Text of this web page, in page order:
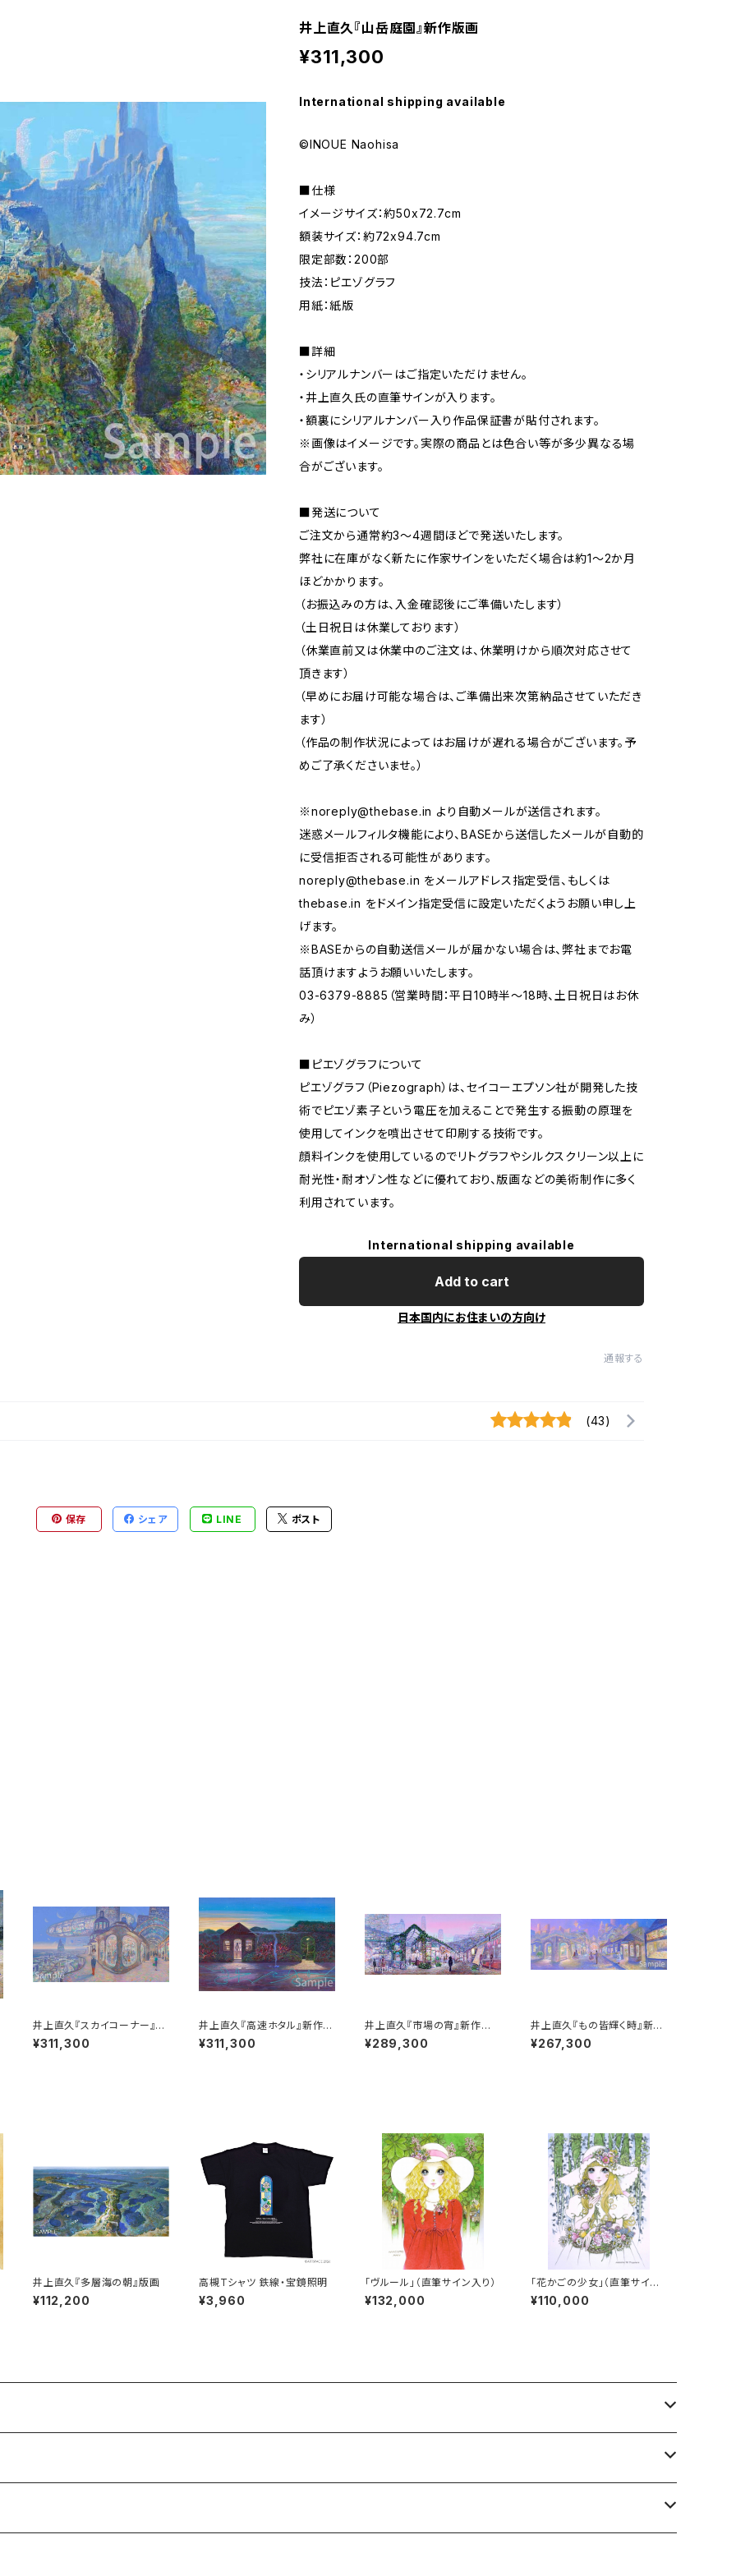
井上直久『山岳庭園』新作版画
¥311,300
International shipping available
©INOUE Naohisa
■仕様
イメージサイズ：約50x72.7cm
額装サイズ：約72x94.7cm
限定部数：200部
技法：ピエゾグラフ
用紙：紙版
■詳細
・シリアルナンバーはご指定いただけません。
・井上直久氏の直筆サインが入ります。
・額裏にシリアルナンバー入り作品保証書が貼付されます。
※画像はイメージです。実際の商品とは色合い等が多少異なる場
合がございます。
■発送について
ご注文から通常約3〜4週間ほどで発送いたします。
弊社に在庫がなく新たに作家サインをいただく場合は約1〜2か月
ほどかかります。
（お振込みの方は、入金確認後にご準備いたします）
（土日祝日は休業しております）
（休業直前又は休業中のご注文は、休業明けから順次対応させて
頂きます）
（早めにお届け可能な場合は、ご準備出来次第納品させていただき
ます）
（作品の制作状況によってはお届けが遅れる場合がございます。予
めご了承くださいませ。）
※noreply@thebase.in より自動メールが送信されます。
迷惑メールフィルタ機能により、BASEから送信したメールが自動的
に受信拒否される可能性があります。
noreply@thebase.in をメールアドレス指定受信、もしくは
thebase.in をドメイン指定受信に設定いただくようお願い申し上
げます。
※BASEからの自動送信メールが届かない場合は、弊社までお電
話頂けますようお願いいたします。
03-6379-8885（営業時間：平日10時半〜18時、土日祝日はお休
み）
■ピエゾグラフについて
ピエゾグラフ（Piezograph）は、セイコーエプソン社が開発した技
術でピエゾ素子という電圧を加えることで発生する振動の原理を
使用してインクを噴出させて印刷する技術です。
顔料インクを使用しているのでリトグラフやシルクスクリーン以上に
耐光性・耐オゾン性などに優れており、版画などの美術制作に多く
利用されています。
International shipping available
Add to cart
日本国内にお住まいの方向け
通報する
(43)
保存 シェア LINE ポスト
井上直久『スカイコーナー』新
作版画
¥311,300
井上直久『高速ホタル』新作版
画
¥311,300
井上直久『市場の宵』新作版
画
¥289,300
井上直久『もの皆輝く時』新作
版画
¥267,300
井上直久『多層海の朝』版画
¥112,200
高槻Tシャツ 鉄線・宝鏡照明
¥3,960
「ヴルール」（直筆サイン入り）
¥132,000
「花かごの少女」（直筆サイン
入り）
¥110,000